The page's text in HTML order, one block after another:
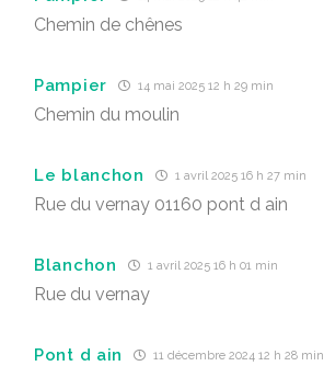
Chemin de chênes
Pampier 14 mai 2025 12 h 29 min
Chemin du moulin
Le blanchon 1 avril 2025 16 h 27 min
Rue du vernay 01160 pont d ain
Blanchon 1 avril 2025 16 h 01 min
Rue du vernay
Pont d ain 11 décembre 2024 12 h 28 min